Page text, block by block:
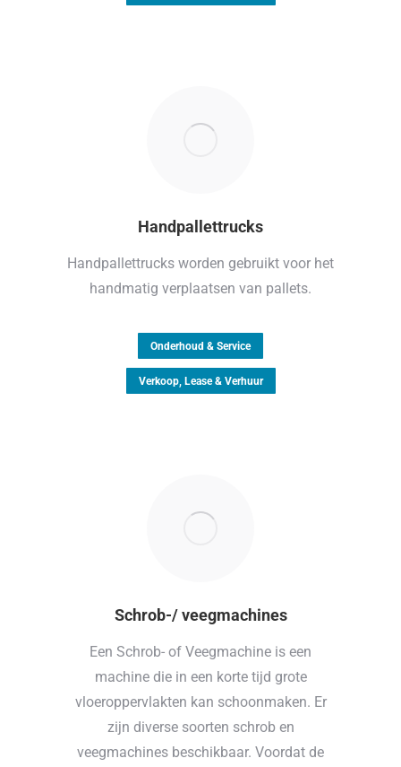
Handpallettrucks
Handpallettrucks worden gebruikt voor het
handmatig verplaatsen van pallets.
Onderhoud & Service
Verkoop, Lease & Verhuur
Schrob-/ veegmachines
Een Schrob- of Veegmachine is een
machine die in een korte tijd grote
vloeroppervlakten kan schoonmaken. Er
zijn diverse soorten schrob en
veegmachines beschikbaar. Voordat de